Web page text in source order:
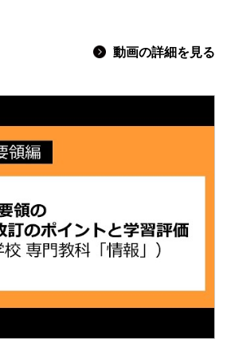
動画の詳細を見る